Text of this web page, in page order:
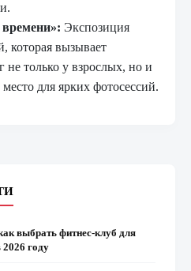
Экспозиция
которая вызывает
не только у взрослых, но и
для ярких фотосессий.
выбрать фитнес-клуб для
году